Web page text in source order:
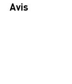
Avis